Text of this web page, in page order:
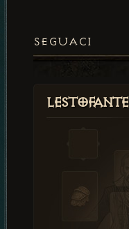
SEGUACI
Lestofante